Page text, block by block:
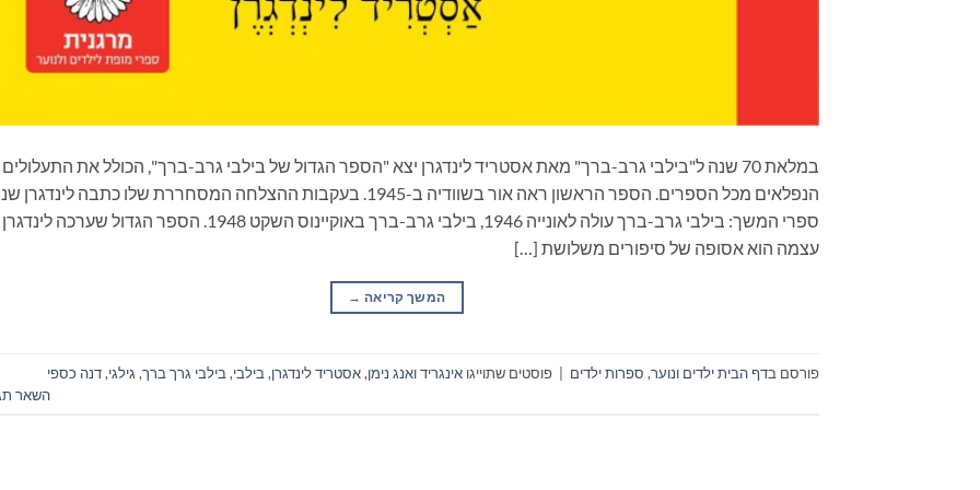
במלאת 70 שנה ל"בילבי גרב-ברך" מאת אסטריד לינדגרן יצא "הספר הגדול של בילבי גרב-ברך", הכולל את התעלולים
הנפלאים מכל הספרים. הספר הראשון ראה אור בשוודיה ב-1945. בעקבות ההצלחה המסחררת שלו כתבה לינדגרן
ספרי המשך: בילבי גרב-ברך עולה לאונייה 1946, בילבי גרב-ברך באוקיינוס השקט 1948. הספר הגדול שערכה לינדגרן
עצמה הוא אסופה של סיפורים משלושת […]
המשך קריאה →
פורסם בדף הבית ילדים ונוער, ספרות ילדים פוסטים שתוייגו אינגריד ואנג נימן,אסטריד לינדגרן, בילבי, בילבי גרך ברך, גילגי,דנה כספי
השאר